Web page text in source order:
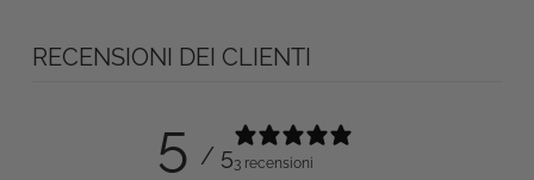
RECENSIONI DEI CLIENTI
5 / 53 recensioni